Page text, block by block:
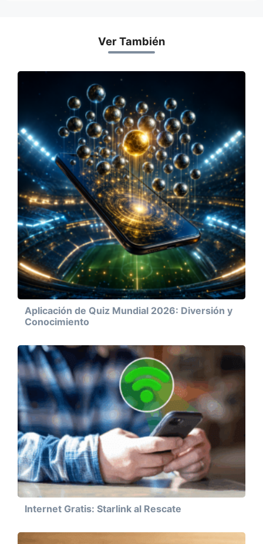
Ver También
Aplicación de Quiz Mundial 2026: Diversión y
Conocimiento
Internet Gratis: Starlink al Rescate